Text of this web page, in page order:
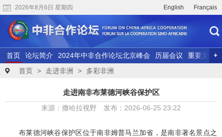
2026年8月6日 星期四 English Français
首页 论坛简介 2024年中非合作论坛北京峰会 历届会议
重要文献
联合研究
精彩视频
首页 > 走进非洲 > 多彩非洲
走进南非布莱德河峡谷保护区
来源：撒哈拉视野 发布：2026-06-25 23:22
布莱德河峡谷保护区位于南非姆普马兰加省，是南非著名景点之